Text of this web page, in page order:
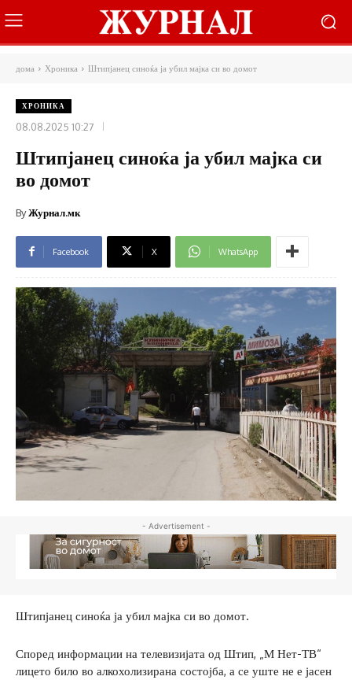
дома Хроника Штипјанец синоќа ја убил мајка си во домот
ХРОНИКА
08.08.2025 10:27
Штипјанец синоќа ја убил мајка си
во домот
ByЖурнал.мк
Facebook X WhatsApp
- Advertisement -
Штипјанец синоќа ја убил мајка си во домот.
Според информации на телевизијата од Штип, „М Нет-ТВ“
лицето било во алкохолизирана состојба, а се уште не е јасен